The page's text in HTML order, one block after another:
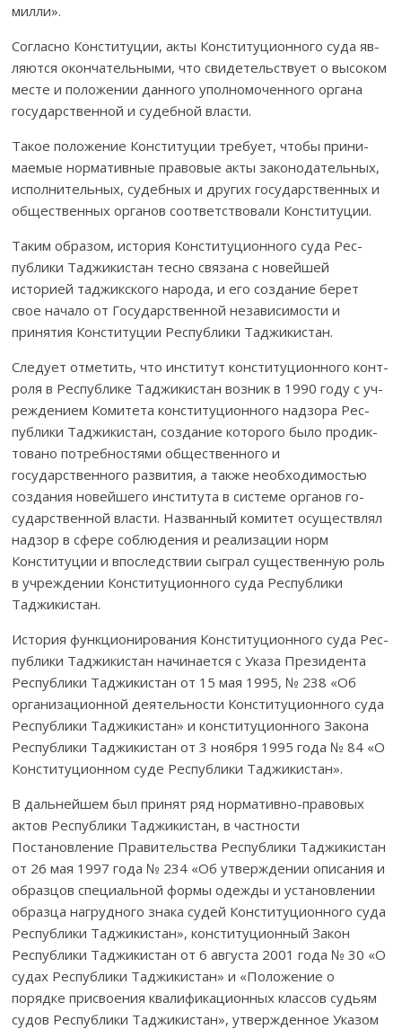
мил­ли».
Согласно Конституции, акты Конституционного суда яв­
ляются око­н­­чательными, что свидетельствует о высоком
мес­те и положении дан­ного упол­­­номоченного органа
госу­дарственной и судебной власти.
Такое положение Конституции требует, чтобы прини­
маемые нор­ма­тив­ные правовые акты законодательных,
ис­полнительных, судебных и дру­гих государственных и
об­щественных органов соответствовали Конс­титуции.
Таким образом, история Конституционного суда Рес­
публики Тад­жи­­кистан тесно связана с новейшей
историей таджикского народа, и его соз­дание берет
свое начало от Государственной независимости и
принятия Кон­с­титуции Республики Таджикистан.
Следует отметить, что институт конституционного кон­т­
роля в Рес­публике Таджикистан возник в 1990 году с уч­
реждением Комитета конститу­ционного надзора Рес­
пуб­лики Таджикистан, создание которого было про­дик­
товано потребностями общественного и
государственного раз­ви­тия, а так­же необходимостью
создания новейшего инс­ти­тута в системе органов го­
сударственной власти. Наз­ванный комитет осу­ществлял
надзор в сфере соб­лю­­­дения и реали­зации норм
Конституции и впос­ледствии сыграл су­щес­т­вен­ную роль
в учреждении Конс­титу­ци­онного суда Рес­­публики
Таджи­кистан.
История функционирования Конституционного суда Ре­с­­
публики Та­д­­жикистан начинается с Указа Президента
Рес­­публики Таджикистан от 15 мая 1995, № 238 «Об
орга­ни­зационной деятельности Консти­туционного су­­­­да
Рес­пуб­лики Таджикистан» и конституционного Закона
Рес­пуб­лики Тад­­­жи­кистан от 3 ноября 1995 года № 84 «О
Конс­ти­ту­ционном суде Рес­пу­б­лики Таджикистан».
В дальнейшем был принят ряд нормативно-правовых
актов Респуб­лики Таджикистан, в частности
Постановление Правительства Республики Таджикистан
от 26 мая 1997 года № 234 «Об утверждении описания и
образ­цов спе­ци­альной формы одежды и установлении
образца нагрудного знака судей Конституционного суда
Республики Таджи­кистан», конституционный Закон
Республики Таджикистан от 6 августа 2001 года № 30 «О
судах Рес­пуб­лики Таджи­кистан» и «Положение о
порядке присвоения квалифи­ка­ци­он­ных классов судьям
судов Республики Таджикистан», ут­вержденное Ука­зом